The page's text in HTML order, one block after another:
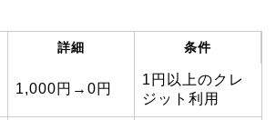
詳細 条件
1,000円→0円
1円以上のクレ
ジット利用